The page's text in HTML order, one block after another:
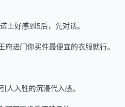
士好感到5后，先对话。
进门你买件最便宜的衣服就行。
人入胜的沉浸代入感。